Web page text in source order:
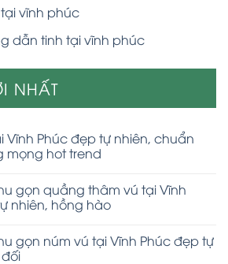
vĩnh phúc
dẫn tinh tại vĩnh phúc
NHẤT
Vĩnh Phúc đẹp tự nhiên, chuẩn
mọng hot trend
gọn quầng thâm vú tại Vĩnh
nhiên, hồng hào
gọn núm vú tại Vĩnh Phúc đẹp tự